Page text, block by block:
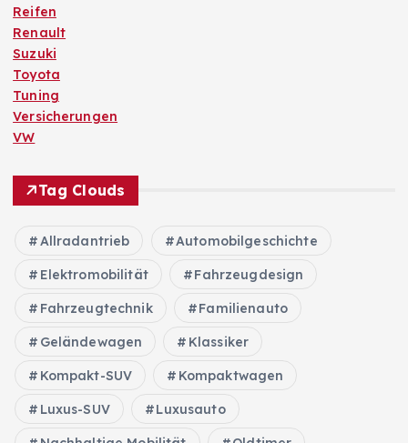
Reifen
Renault
Suzuki
Toyota
Tuning
Versicherungen
VW
Tag Clouds
Allradantrieb Automobilgeschichte
Elektromobilität Fahrzeugdesign
Fahrzeugtechnik Familienauto
Geländewagen Klassiker
Kompakt-SUV Kompaktwagen
Luxus-SUV Luxusauto